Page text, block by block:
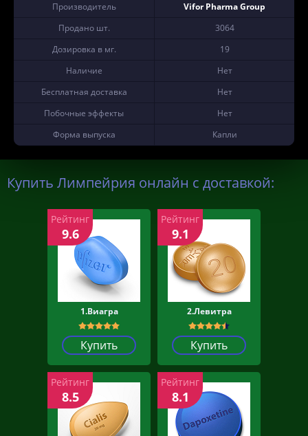
Производитель
Vifor Pharma Group
Продано шт.
3064
Дозировка в мг.
19
Наличие
Нет
Бесплатная доставка
Нет
Побочные эффекты
Нет
Форма выпуска
Капли
Купить Лимпейрия онлайн с доставкой:
1.Виагра
Купить
Рейтинг
9.6
2.Левитра
Купить
Рейтинг
9.1
Рейтинг
8.5
Рейтинг
8.1